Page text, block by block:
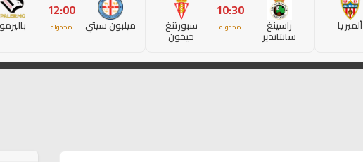
ألميريا راسينغ
سانتاندير
10:30
مجدولة سبورتنغ
خيخون
ميلبون سيتي
12:00
مجدولة باليرمو